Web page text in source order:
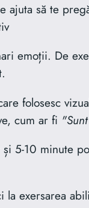
să te
emoții. De
folosesc
cum ar fi
5-10 minute
exersarea